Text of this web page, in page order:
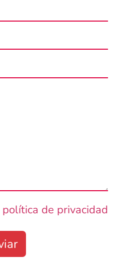
política de privacidad